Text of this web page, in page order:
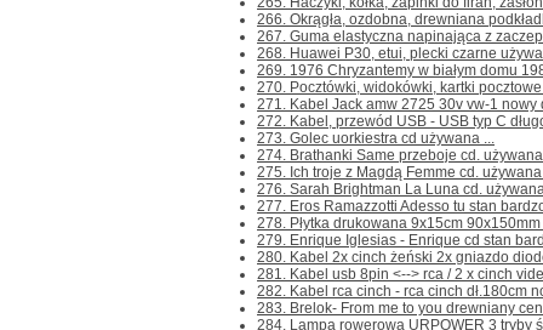
266. Okrągła, ozdobna, drewniana
267. Guma elastyczna napinająca z
268. Huawei P30, etui, plecki czarne
269. 1976 Chryzantemy w białym domu
270. Pocztówki, widokówki, kartki
271. Kabel Jack amw 2725 30v vw-1 nowy
272. Kabel, przewód USB - USB typ C
273. Golec uorkiestra cd używana ...
274. Brathanki Same przeboje cd.
275. Ich troje z Magdą Femme cd. używana
276. Sarah Brightman La Luna cd.
277. Eros Ramazzotti Adesso tu stan
278. Płytka drukowana 9x15cm
279. Enrique Iglesias - Enrique cd stan
280. Kabel 2x cinch żeński 2x gniazdo
281. Kabel usb 8pin <--> rca / 2 x cinch
282. Kabel rca cinch - rca cinch dł.180cm
283. Brelok- From me to you drewniany
284. Lampa rowerowa URPOWER 3 tryby